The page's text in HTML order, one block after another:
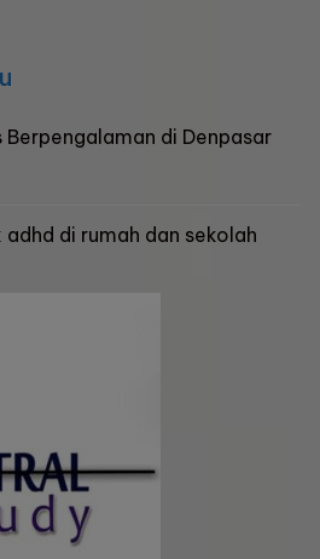
Berpengalaman di Denpasar
di rumah dan sekolah